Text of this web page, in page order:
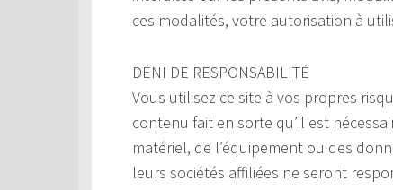
ces modalités, votre autorisation à
DÉNI DE RESPONSABILITÉ
Vous utilisez ce site à vos propres
contenu fait en sorte qu’il est
matériel, de l’équipement ou des
leurs sociétés affiliées ne seront